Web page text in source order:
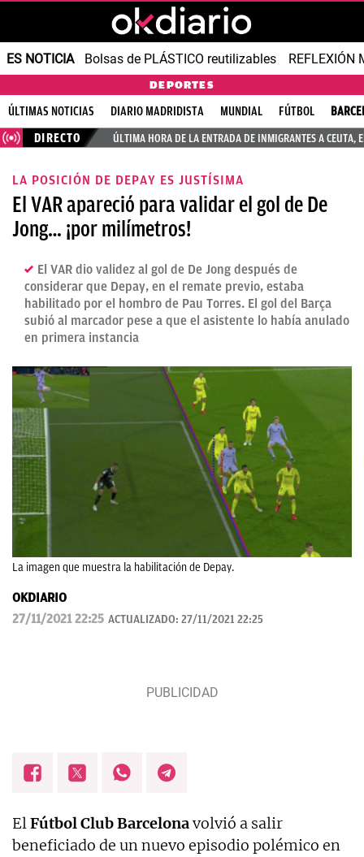
ES NOTICIA Bolsas de PLÁSTICO reutilizables REFLEXIÓN
DEPORTES
ÚLTIMAS NOTICIAS DIARIO MADRIDISTA MUNDIAL FÚTBOL
DIRECTO
ÚLTIMA HORA DE LA ENTRADA DE INMIGRANTES A CEUTA,
LA POSICIÓN DE DEPAY ES JUSTÍSIMA
El VAR apareció para validar el gol de De
Jong… ¡por milímetros!
El VAR dio validez al gol de De Jong después de
considerar que Depay, en el remate previo, estaba
habilitado por el hombro de Pau Torres. El gol del Barça
subió al marcador pese a que el asistente lo había anulado
en primera instancia
La imagen que muestra la habilitación de Depay.
OKDIARIO
27/11/2021 22:25 ACTUALIZADO: 27/11/2021 22:25
ElFútbol Club Barcelonavolvió a salir
beneficiado de un nuevo episodio polémico en